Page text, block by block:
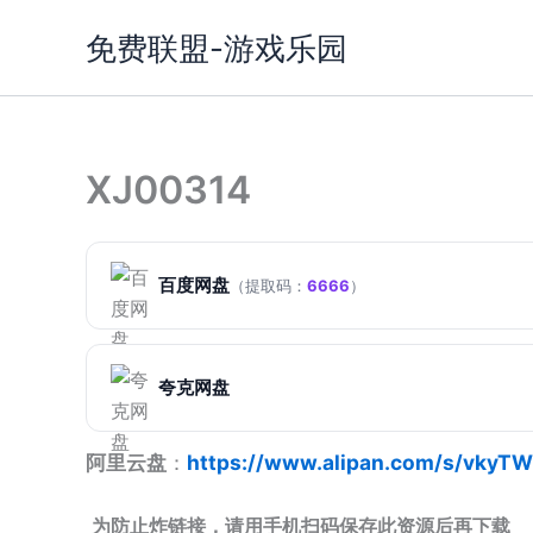
免费联盟-游戏乐园
XJ00314
百度网盘 （提取码： 6666）
夸克网盘
阿里云盘 ： https://www.alipan.com/s/
为防止炸链接，请用手机扫码保存此资源后再下载